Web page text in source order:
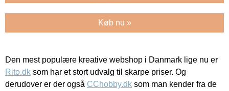
Køb nu »
Den mest populære kreative webshop i Danmark lige nu er
Rito.dk som har et stort udvalg til skarpe priser. Og
derudover er der også CChobby.dk som man kender fra de